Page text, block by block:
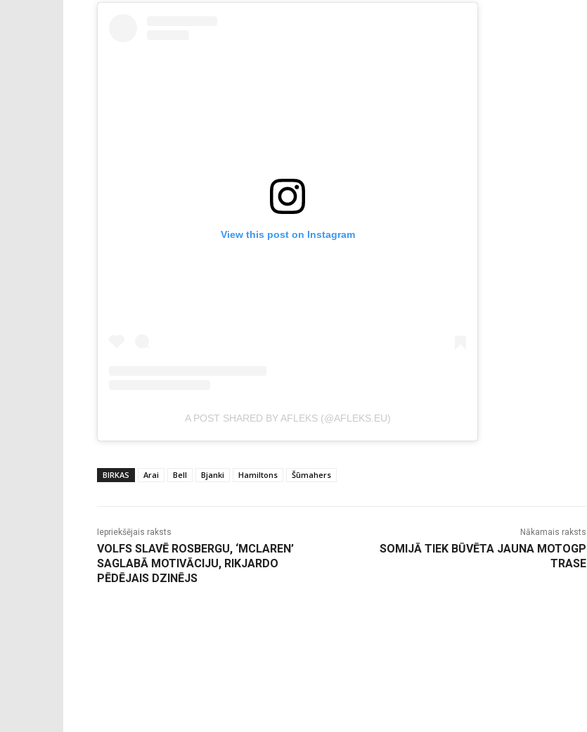
View this post on Instagram
A POST SHARED BY AFLEKS (@AFLEKS.EU)
BIRKAS Arai Bell Bjanki Hamiltons Šūmahers
Iepriekšējais raksts
VOLFS SLAVĒ ROSBERGU, ‘MCLAREN’
SAGLABĀ MOTIVĀCIJU, RIKJARDO
PĒDĒJAIS DZINĒJS
Nākamais raksts
SOMIJĀ TIEK BŪVĒTA JAUNA MOTOGP
TRASE